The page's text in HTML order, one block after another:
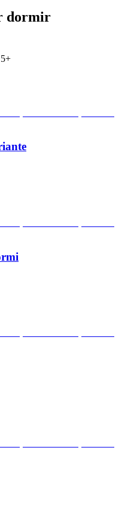
dormir